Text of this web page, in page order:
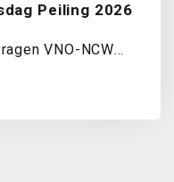
Peiling 2026
VNO-NCW